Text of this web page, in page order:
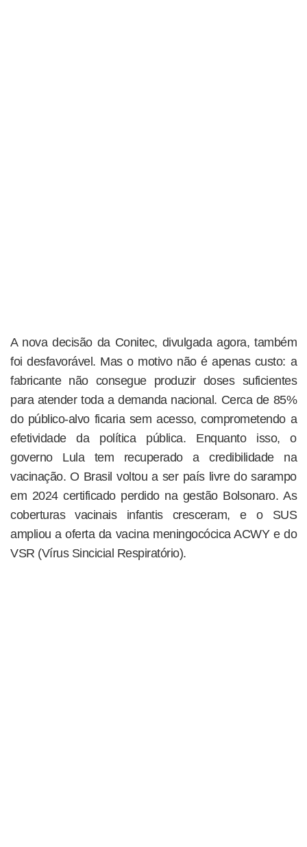
A nova decisão da Conitec, divulgada agora, também
foi desfavorável. Mas o motivo não é apenas custo: a
fabricante não consegue produzir doses suficientes
para atender toda a demanda nacional. Cerca de 85%
do público-alvo ficaria sem acesso, comprometendo a
efetividade da política pública. Enquanto isso, o
governo Lula tem recuperado a credibilidade na
vacinação. O Brasil voltou a ser país livre do sarampo
em 2024 certificado perdido na gestão Bolsonaro. As
coberturas vacinais infantis cresceram, e o SUS
ampliou a oferta da vacina meningocócica ACWY e do
VSR (Vírus Sincicial Respiratório).